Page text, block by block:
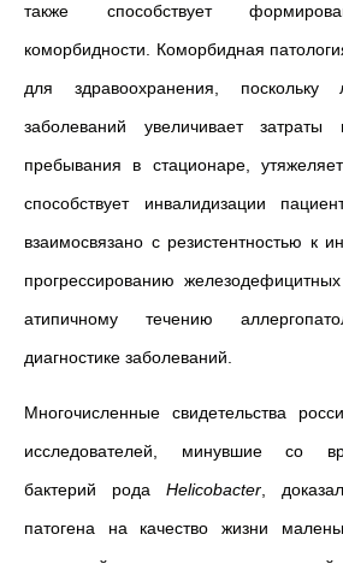
также способствует
коморбидности. Коморбидная
для здравоохранения, поскольку
заболеваний увеличивает
пребывания в стационаре,
способствует инвалидизации
взаимосвязано с резистентностью к
прогрессированию
атипичному течению
диагностике заболеваний.
Многочисленные свидетельства
исследователей, минувшие со
бактерий рода Helicobacter ,
патогена на качество жизни